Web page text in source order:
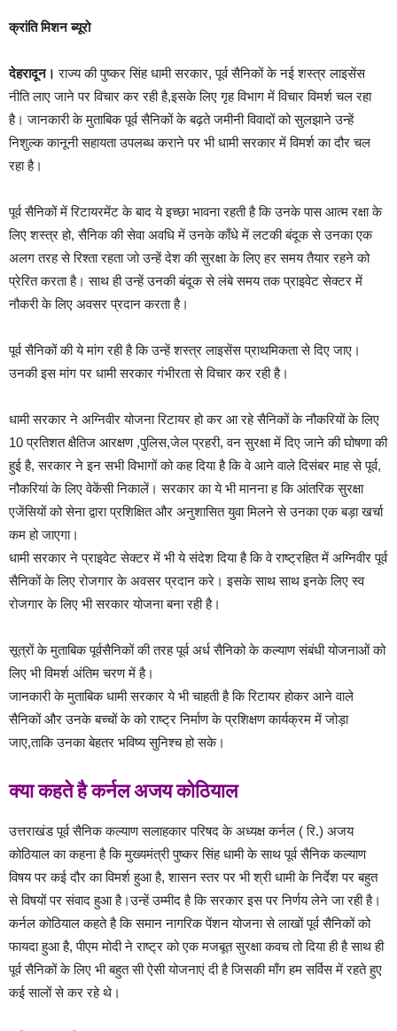
क्रांति मिशन ब्यूरो
देहरादून। राज्य की पुष्कर सिंह धामी सरकार, पूर्व सैनिकों के नई शस्त्र लाइसेंस
नीति लाए जाने पर विचार कर रही है,इसके लिए गृह विभाग में विचार विमर्श चल रहा
है। जानकारी के मुताबिक पूर्व सैनिकों के बढ़ते जमीनी विवादों को सुलझाने उन्हें
निशुल्क कानूनी सहायता उपलब्ध कराने पर भी धामी सरकार में विमर्श का दौर चल
रहा है।
पूर्व सैनिकों में रिटायरमेंट के बाद ये इच्छा भावना रहती है कि उनके पास आत्म रक्षा के
लिए शस्त्र हो, सैनिक की सेवा अवधि में उनके काँधे में लटकी बंदूक से उनका एक
अलग तरह से रिश्ता रहता जो उन्हें देश की सुरक्षा के लिए हर समय तैयार रहने को
प्रेरित करता है। साथ ही उन्हें उनकी बंदूक से लंबे समय तक प्राइवेट सेक्टर में
नौकरी के लिए अवसर प्रदान करता है।
पूर्व सैनिकों की ये मांग रही है कि उन्हें शस्त्र लाइसेंस प्राथमिकता से दिए जाए।
उनकी इस मांग पर धामी सरकार गंभीरता से विचार कर रही है।
धामी सरकार ने अग्निवीर योजना रिटायर हो कर आ रहे सैनिकों के नौकरियों के लिए
10 प्रतिशत क्षैतिज आरक्षण ,पुलिस,जेल प्रहरी, वन सुरक्षा में दिए जाने की घोषणा की
हुई है, सरकार ने इन सभी विभागों को कह दिया है कि वे आने वाले दिसंबर माह से पूर्व,
नौकरियां के लिए वेकेंसी निकालें। सरकार का ये भी मानना ह कि आंतरिक सुरक्षा
एजेंसियों को सेना द्वारा प्रशिक्षित और अनुशासित युवा मिलने से उनका एक बड़ा खर्चा
कम हो जाएगा।
धामी सरकार ने प्राइवेट सेक्टर में भी ये संदेश दिया है कि वे राष्ट्रहित में अग्निवीर पूर्व
सैनिकों के लिए रोजगार के अवसर प्रदान करे। इसके साथ साथ इनके लिए स्व
रोजगार के लिए भी सरकार योजना बना रही है।
सूत्रों के मुताबिक पूर्वसैनिकों की तरह पूर्व अर्ध सैनिको के कल्याण संबंधी योजनाओं को
लिए भी विमर्श अंतिम चरण में है।
जानकारी के मुताबिक धामी सरकार ये भी चाहती है कि रिटायर होकर आने वाले
सैनिकों और उनके बच्चों के को राष्ट्र निर्माण के प्रशिक्षण कार्यक्रम में जोड़ा
जाए,ताकि उनका बेहतर भविष्य सुनिश्च हो सके।
क्या कहते है कर्नल अजय कोठियाल
उत्तराखंड पूर्व सैनिक कल्याण सलाहकार परिषद के अध्यक्ष कर्नल ( रि.) अजय
कोठियाल का कहना है कि मुख्यमंत्री पुष्कर सिंह धामी के साथ पूर्व सैनिक कल्याण
विषय पर कई दौर का विमर्श हुआ है, शासन स्तर पर भी श्री धामी के निर्देश पर बहुत
से विषयों पर संवाद हुआ है।उन्हें उम्मीद है कि सरकार इस पर निर्णय लेने जा रही है।
कर्नल कोठियाल कहते है कि समान नागरिक पेंशन योजना से लाखों पूर्व सैनिकों को
फायदा हुआ है, पीएम मोदी ने राष्ट्र को एक मजबूत सुरक्षा कवच तो दिया ही है साथ ही
पूर्व सैनिकों के लिए भी बहुत सी ऐसी योजनाएं दी है जिसकी माँग हम सर्विस में रहते हुए
कई सालों से कर रहे थे।